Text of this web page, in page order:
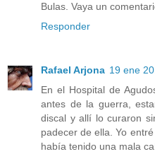
Bulas. Vaya un
Responder
Rafael Arjona 19 ene
En el Hospital de
antes de la guerra,
discal y allí lo curaron
padecer de ella. Yo
había tenido una mala